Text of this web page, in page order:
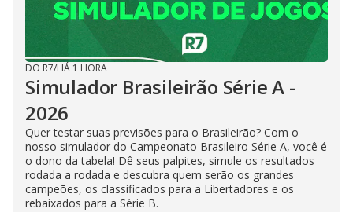
DO R7/HÁ 1 HORA
Simulador Brasileirão Série A -
2026
Quer testar suas previsões para o Brasileirão? Com o
nosso simulador do Campeonato Brasileiro Série A, você é
o dono da tabela! Dê seus palpites, simule os resultados
rodada a rodada e descubra quem serão os grandes
campeões, os classificados para a Libertadores e os
rebaixados para a Série B.